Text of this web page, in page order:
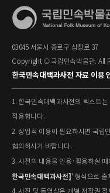
03045 서울시 종로구 삼청로 37
Copyright © 국립민속박물관. All
한국민속대백과사전 자료 이용
1. 한국민속대백과사전의 텍스트
적용합니다.
2. 상업적 이용이 필요하시면 국립
협의하시기 바랍니다.
3. 사전의 내용을 인용·활용하실 때
한국민속대백과사전] ' 형식으로 출